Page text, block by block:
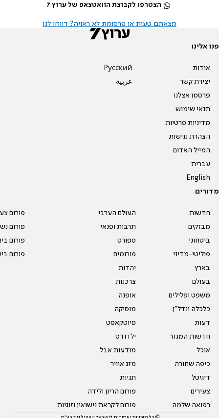
הצטרפו לקבוצת הוואטצאפ של ערוץ 7
מצאתם טעות או פרסומת לא ראויה? דווחו לנו
פנו אלינו
אודות
יצירת קשר
פרסמו אצלנו
תנאי שימוש
מדיניות פרטיות
הצהרת נגישות
המייל האדום
עברית
English
Pусский
عربية
מדורים
חדשות
מבזקים
ביטחוני
פוליטי-מדיני
בארץ
בעולם
משפט ופלילים
כלכלה ונדל"ן
דעות
חדשות המגזר
אוכל
כיפה שחורה
דיגיטל
צעירים
רפואה שלמה
העולם הערבי
תרבות ופנאי
ספורט
פורומים
יהדות
צרכנות
אופנה
מוסיקה
פיוטקאסט
ילדודס
מודעות אבל
מזג אוויר
תגיות
פורום הריון ולידה
פורום לקראת נישואין וזוגיות
פורום
פורום
פורום
פורום